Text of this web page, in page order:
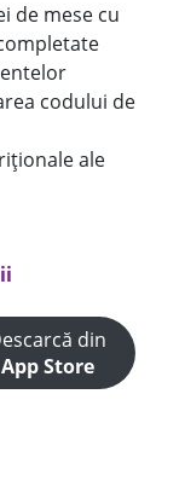
de mese cu
codului de
ale
din
App Store